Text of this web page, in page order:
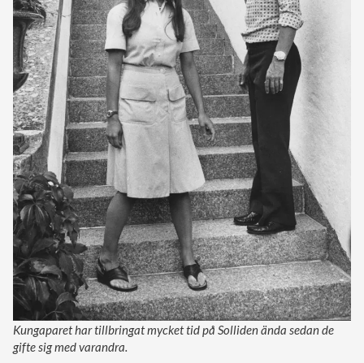
Kungaparet har tillbringat mycket tid på Solliden ända sedan de
gifte sig med varandra.